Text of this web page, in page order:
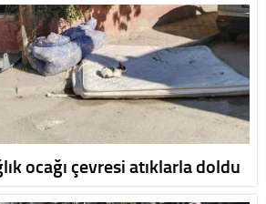
ocağı çevresi atıklarla doldu